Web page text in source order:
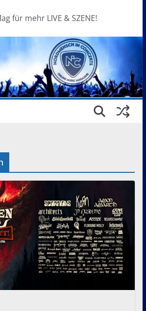
für mehr LIVE & SZENE!